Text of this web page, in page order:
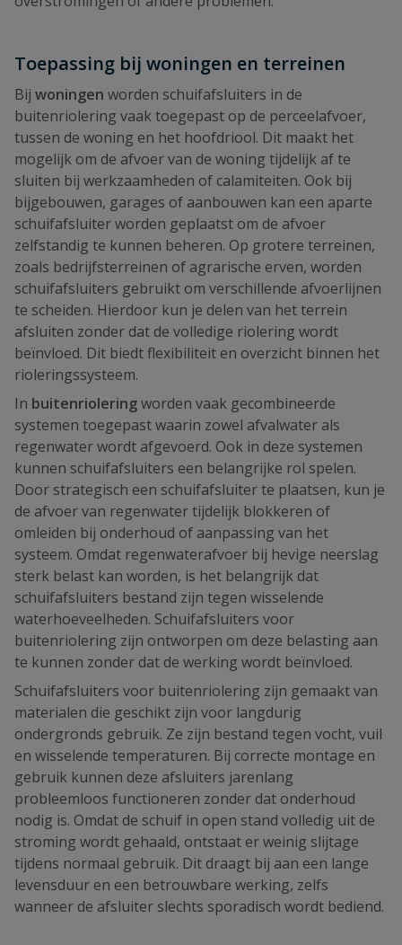
Toepassing bij woningen en terreinen
Bij woningen worden schuifafsluiters in de
buitenriolering vaak toegepast op de perceelafvoer,
tussen de woning en het hoofdriool. Dit maakt het
mogelijk om de afvoer van de woning tijdelijk af te
sluiten bij werkzaamheden of calamiteiten. Ook bij
bijgebouwen, garages of aanbouwen kan een aparte
schuifafsluiter worden geplaatst om de afvoer
zelfstandig te kunnen beheren. Op grotere terreinen,
zoals bedrijfsterreinen of agrarische erven, worden
schuifafsluiters gebruikt om verschillende afvoerlijnen
te scheiden. Hierdoor kun je delen van het terrein
afsluiten zonder dat de volledige riolering wordt
beïnvloed. Dit biedt flexibiliteit en overzicht binnen het
rioleringssysteem.
In buitenrioleringworden vaak gecombineerde
systemen toegepast waarin zowel afvalwater als
regenwater wordt afgevoerd. Ook in deze systemen
kunnen schuifafsluiters een belangrijke rol spelen.
Door strategisch een schuifafsluiter te plaatsen, kun je
de afvoer van regenwater tijdelijk blokkeren of
omleiden bij onderhoud of aanpassing van het
systeem. Omdat regenwaterafvoer bij hevige neerslag
sterk belast kan worden, is het belangrijk dat
schuifafsluiters bestand zijn tegen wisselende
waterhoeveelheden. Schuifafsluiters voor
buitenriolering zijn ontworpen om deze belasting aan
te kunnen zonder dat de werking wordt beïnvloed.
Schuifafsluiters voor buitenriolering zijn gemaakt van
materialen die geschikt zijn voor langdurig
ondergronds gebruik. Ze zijn bestand tegen vocht, vuil
en wisselende temperaturen. Bij correcte montage en
gebruik kunnen deze afsluiters jarenlang
probleemloos functioneren zonder dat onderhoud
nodig is. Omdat de schuif in open stand volledig uit de
stroming wordt gehaald, ontstaat er weinig slijtage
tijdens normaal gebruik. Dit draagt bij aan een lange
levensduur en een betrouwbare werking, zelfs
wanneer de afsluiter slechts sporadisch wordt bediend.